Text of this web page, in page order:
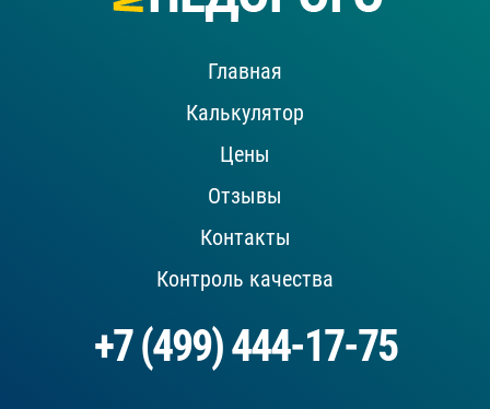
Главная
Калькулятор
Цены
Отзывы
Контакты
Контроль качества
+7 (499) 444-17-75